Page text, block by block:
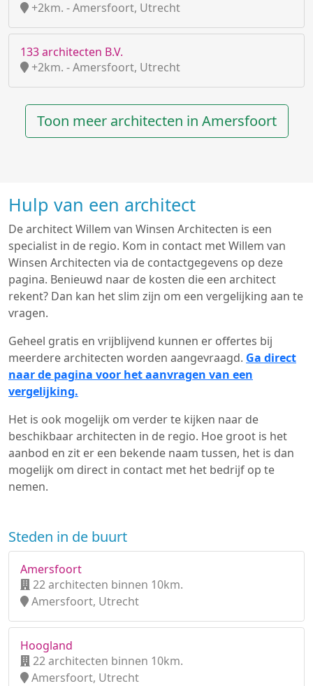
+2km. - Amersfoort, Utrecht
133 architecten B.V.
+2km. - Amersfoort, Utrecht
Toon meer architecten in Amersfoort
Hulp van een architect
De architect Willem van Winsen Architecten is een
specialist in de regio. Kom in contact met Willem van
Winsen Architecten via de contactgegevens op deze
pagina. Benieuwd naar de kosten die een architect
rekent? Dan kan het slim zijn om een vergelijking aan te
vragen.
Geheel gratis en vrijblijvend kunnen er offertes bij
meerdere architecten worden aangevraagd. Ga direct
naar de pagina voor het aanvragen van een
vergelijking.
Het is ook mogelijk om verder te kijken naar de
beschikbaar architecten in de regio. Hoe groot is het
aanbod en zit er een bekende naam tussen, het is dan
mogelijk om direct in contact met het bedrijf op te
nemen.
Steden in de buurt
Amersfoort
22 architecten binnen 10km.
Amersfoort, Utrecht
Hoogland
22 architecten binnen 10km.
Amersfoort, Utrecht